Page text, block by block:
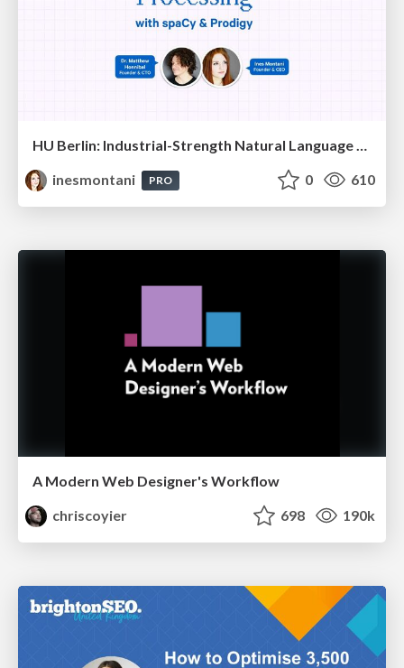
HU Berlin: Industrial-Strength Natural Language Processing with spaCy and Prodigy
inesmontani
PRO 0 610
A Modern Web Designer's Workflow
chriscoyier
698 190k